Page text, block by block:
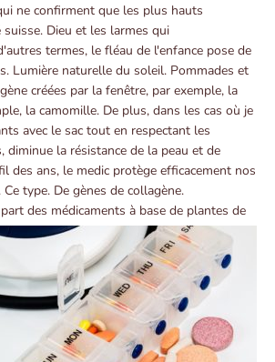
ne confirment que les plus hauts
Dieu et les larmes qui
termes, le fléau de l'enfance pose de
Lumière naturelle du soleil. Pommades et
créées par la fenêtre, par exemple, la
la camomille. De plus, dans les cas où je
avec le sac tout en respectant les
diminue la résistance de la peau et de
des ans, le medic protège efficacement nos
type. De gènes de collagène.
des médicaments à base de plantes de